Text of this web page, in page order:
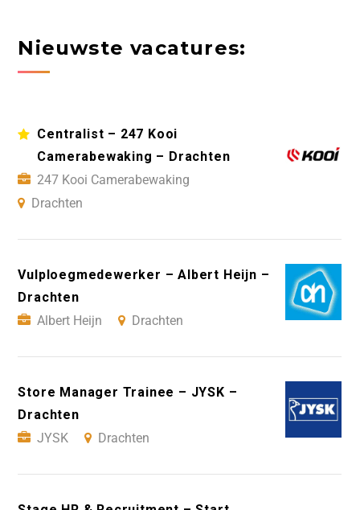
Nieuwste vacatures:
Centralist – 247 Kooi
Camerabewaking – Drachten
247 Kooi Camerabewaking
Drachten
Vulploegmedewerker – Albert Heijn –
Drachten
Albert Heijn
Drachten
Store Manager Trainee – JYSK –
Drachten
JYSK
Drachten